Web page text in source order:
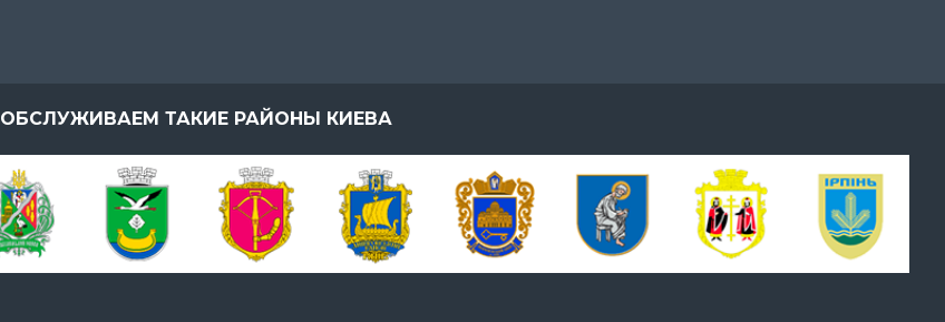
ОБСЛУЖИВАЕМ ТАКИЕ РАЙОНЫ КИЕВА